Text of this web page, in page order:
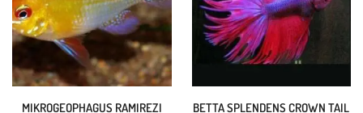
MIKROGEOPHAGUS RAMIREZI
BETTA SPLENDENS CROWN TAIL